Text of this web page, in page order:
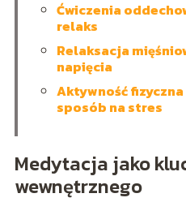
Ćwiczenia
relaks
Relaksacja
napięcia
Aktywność
sposób na stres
Medytacja jako
wewnętrznego